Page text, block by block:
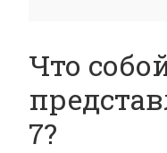
Что
7?